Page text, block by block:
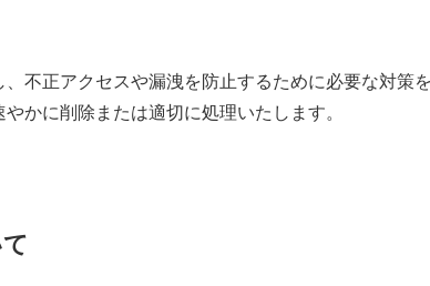
不正アクセスや漏洩を防止するために必要な対策
かに削除または適切に処理いたします。